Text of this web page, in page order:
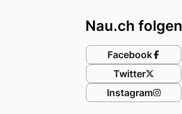
Nau.ch folgen
Facebook
Twitter
Instagram